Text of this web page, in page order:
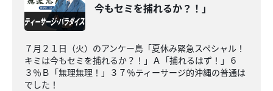
今もセミを捕れるか？！」
７月２１日（火）のアンケー島「夏休み緊急スペシャル！
キミは今もセミを捕れるか？！」Ａ「捕れるはず！」６
３％Ｂ「無理無理！」３７％ティーサージ的沖縄の普通は
でした！